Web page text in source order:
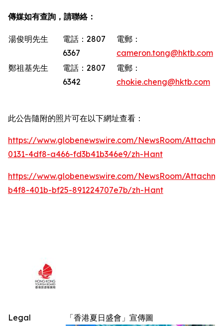
傳媒如有查詢，請聯絡：
湯俊明先生
電話：2807
6367
電郵：
cameron.tong@hktb.com
鄭祖基先生
電話：2807
6342
電郵：
chokie.cheng@hktb.com
此公告隨附的照片可在以下網址查看：
https://www.globenewswire.com/NewsRoom/
0131-4df8-a466-fd3b41b346e9/zh-Hant
https://www.globenewswire.com/NewsRoom/
b4f8-401b-bf25-891224707e7b/zh-Hant
「香港夏日盛會」宣傳圖
Legal